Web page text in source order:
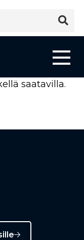
saatavilla.